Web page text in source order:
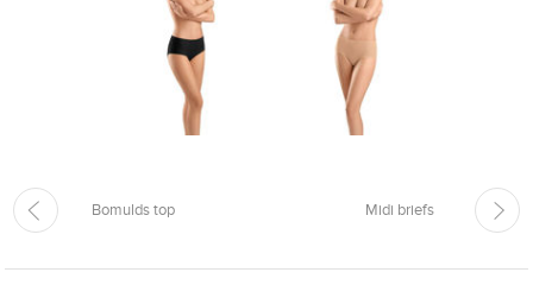
Bomulds top Midi briefs